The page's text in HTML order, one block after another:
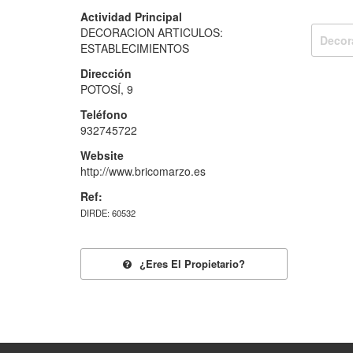
Actividad Principal
DECORACION ARTICULOS:
ESTABLECIMIENTOS
Dirección
POTOSÍ, 9
Teléfono
932745722
Website
http://www.bricomarzo.es
Ref:
DIRDE: 60532
¿eres El Propietario?